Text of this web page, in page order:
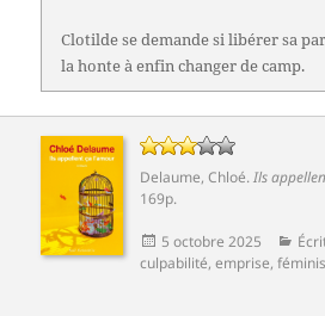
Clotilde se demande si libérer sa
la honte à enfin changer de camp.
Delaume, Chloé.Ils
169p.
Publié
le
5 octobre 2025
culpabilité, emprise,